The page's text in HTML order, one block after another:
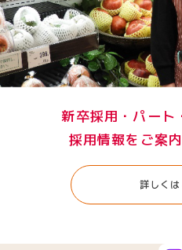
新卒採用・パート
採用情報をご案
詳しく